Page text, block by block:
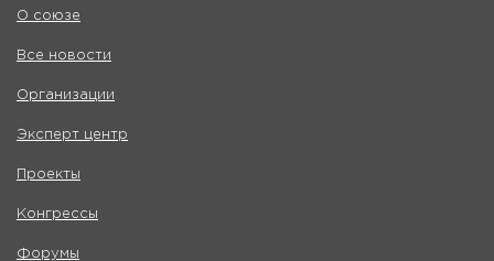
О союзе
Все новости
Организации
Эксперт центр
Проекты
Конгрессы
Форумы